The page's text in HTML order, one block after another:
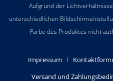
Aufgrund der
unterschiedlichen
Farbe des Produktes nicht
Impressum
Versand und